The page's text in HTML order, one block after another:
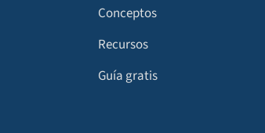
Conceptos
Recursos
Guía gratis